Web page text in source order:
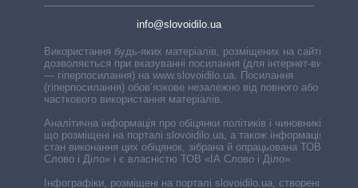
info@slovoidilo.ua
Використання будь-яких матеріалів, розміщених на сайті,
дозволяється при вказуванні посилання (для інтернет-видань
— гіперпосилання) на www.slovoidilo.ua. Посилання
(гіперпосилання) обов’язкове незалежно від повного або
часткового використання матеріалів.
Аналітична інформація про обіцянки політиків і чиновників,
що розміщені на порталі slovoidilo.ua, а також інформація про
стан виконання цих обіцянок, зібрана й опрацьована ТОВ «ІА
Слово і Діло» і є власністю ТОВ «ІА Слово і Діло».
Інфографіки, розміщені на порталі slovoidilo.ua, створені ГО